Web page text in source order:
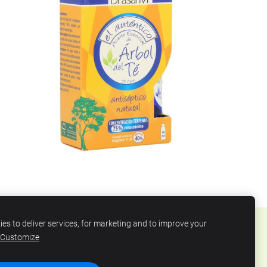
to deliver services, for marketing and to improve your
Customize